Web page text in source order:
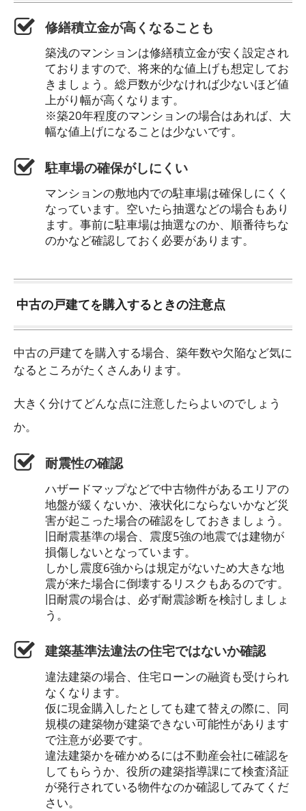
修繕積立金が高くなることも
築浅のマンションは修繕積立金が安く設定され
ておりますので、将来的な値上げも想定してお
きましょう。総戸数が少なければ少ないほど値
上がり幅が高くなります。
※築20年程度のマンションの場合はあれば、大
幅な値上げになることは少ないです。
駐車場の確保がしにくい
マンションの敷地内での駐車場は確保しにくく
なっています。空いたら抽選などの場合もあり
ます。事前に駐車場は抽選なのか、順番待ちな
のかなど確認しておく必要があります。
中古の戸建てを購入するときの注意点
中古の戸建てを購入する場合、築年数や欠陥など気に
なるところがたくさんあります。
大きく分けてどんな点に注意したらよいのでしょう
か。
耐震性の確認
ハザードマップなどで中古物件があるエリアの
地盤が緩くないか、液状化にならないかなど災
害が起こった場合の確認をしておきましょう。
旧耐震基準の場合、震度5強の地震では建物が
損傷しないとなっています。
しかし震度6強からは規定がないため大きな地
震が来た場合に倒壊するリスクもあるのです。
旧耐震の場合は、必ず耐震診断を検討しましょ
う。
建築基準法違法の住宅ではないか確認
違法建築の場合、住宅ローンの融資も受けられ
なくなります。
仮に現金購入したとしても建て替えの際に、同
規模の建築物が建築できない可能性があります
で注意が必要です。
違法建築かを確かめるには不動産会社に確認を
してもらうか、役所の建築指導課にて検査済証
が発行されている物件なのか確認してみてくだ
さい。